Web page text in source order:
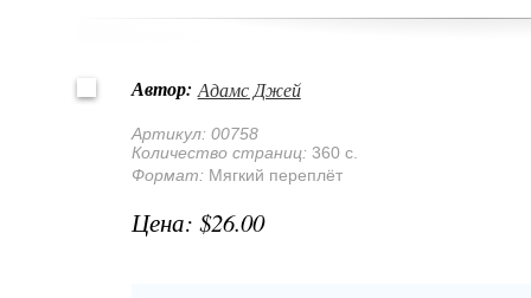
Автор: Адамс Джей
Артикул: 00758
Количество страниц: 360 с.
Формат: Мягкий переплёт
$26.00